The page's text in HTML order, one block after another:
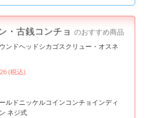
・古銭コンチョ のおすすめ商品
ンドヘッドシカゴスクリュー・オスネ
(税込)
ルドニッケルコインコンチョインディ
ネジ式